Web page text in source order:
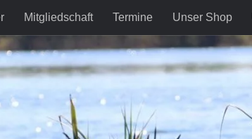
Mitgliedschaft Termine Unser Shop